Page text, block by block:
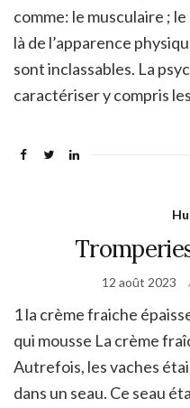
comme: le musculaire ;
là de l’apparence
sont inclassables. La
caractériser y compris
12 août 2023
1 la crème fraiche
qui mousse La crème
Autrefois, les vaches
dans un seau. Ce seau